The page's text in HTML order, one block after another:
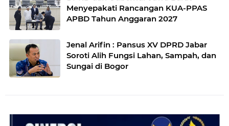
Menyepakati Rancangan KUA-PPAS
APBD Tahun Anggaran 2027
Jenal Arifin : Pansus XV DPRD Jabar
Soroti Alih Fungsi Lahan, Sampah, dan
Sungai di Bogor